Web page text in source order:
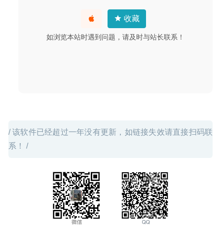
收藏
如浏览本站时遇到问题，请及时与站长联系！
/ 该软件已经超过一年没有更新，如链接失效请直接扫码联
系！ /
Magic Battery Mini 4.2.5 – 蓝牙设备电池信息监测显示软件